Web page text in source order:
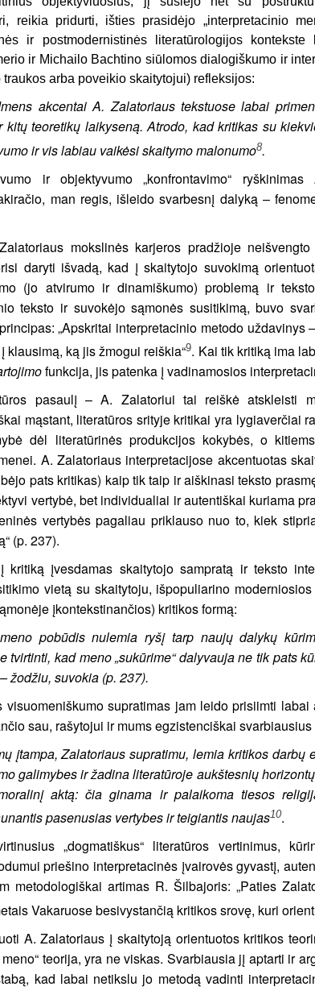
reikia pridurti, išties prasidėjo „interpretacinio
ir postmodernistinės literatūrologijos
ir Michailo Bachtino siūlomos dialogiškumo ir
traukos arba poveikio skaitytojui) refleksijos:
akcentai A. Zalatoriaus tekstuose labai
kitų teoretikų laikyseną. Atrodo, kad kritikas su
ir vis labiau vaikėsi skaitymo malonumo8.
ir objektyvumo „konfrontavimo“
man regis, išleido svarbesnį dalyką –
mokslinės karjeros pradžioje
daryti išvadą, kad į skaitytojo suvokimą
(jo atvirumo ir dinamiškumo) problemą ir
teksto ir suvokėjo sąmonės susitikimą, buvo
„Apskritai interpretacinio metodo uždavinys
klausimą, ką jis žmogui reiškia“9. Kai tik kritiką ima
funkcija, jis patenka į vadinamosios
pasaulį – A. Zalatoriui tai reiškė atskleisti
mąstant, literatūros srityje kritikai yra lygiaverčiai
dėl literatūrinės produkcijos kokybės, o
A. Zalatoriaus interpretacijose akcentuotas
pats kritikas) kaip tik taip ir aiškinasi teksto
vertybė, bet individualiai ir autentiškai kuriama
vertybės pagaliau priklauso nuo to, kiek
(p. 237).
kritiką įvesdamas skaitytojo sampratą ir teksto
vietą su skaitytoju, išpopuliarino
įkontekstinančios) kritikos formą:
pobūdis nulemia ryšį tarp naujų dalykų
tvirtinti, kad meno „sukūrime“ dalyvauja ne tik pats
žodžiu, suvokia (p. 237).
visuomeniškumo supratimas jam leido prisiimti
sau, rašytojui ir mums egzistenciškai
įtampa, Zalatoriaus supratimu, lemia kritikos darbų
galimybes ir žadina literatūroje aukštesnių
aktą: čia ginama ir palaikoma tiesos
pasenusias vertybes ir teigiantis naujas10.
„dogmatiškus“ literatūros vertinimus,
priešino interpretacinės įvairovės gyvastį,
metodologiškai artimas R. Šilbajoris: „Paties
Vakaruose besivystančią kritikos srovę, kuri
A. Zalatoriaus į skaitytoją orientuotos kritikos
teorija, yra ne viskas. Svarbiausia jį aptarti ir
kad labai netikslu jo metodą vadinti